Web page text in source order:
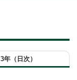
3年（日次）